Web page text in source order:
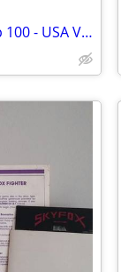
3DS Game - Mario Party The Top 100 - USA Version